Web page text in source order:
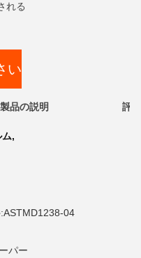
れる
い
製品の説明 評
,
04
パー